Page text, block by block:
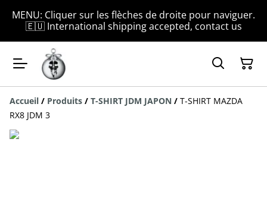
MENU: Cliquer sur les flèches de droite pour naviguer.
🇪🇺 International shipping accepted, contact us
Accueil / Produits / T-SHIRT JDM JAPON / T-SHIRT MAZDA
RX8 JDM 3